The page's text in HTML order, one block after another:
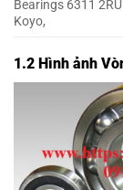
Bearings 6311 2RU
Koyo,
1.2 Hình ảnh